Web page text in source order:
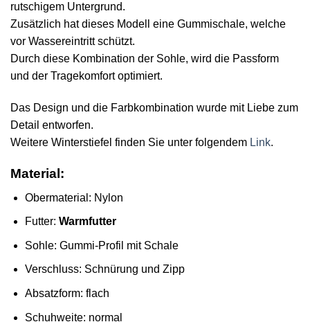
rutschigem Untergrund.
Zusätzlich hat dieses Modell eine Gummischale, welche
vor Wassereintritt schützt.
Durch diese Kombination der Sohle, wird die Passform
und der Tragekomfort optimiert.
Das Design und die Farbkombination wurde mit Liebe zum
Detail entworfen.
Weitere Winterstiefel finden Sie unter folgendem Link.
Material:
Obermaterial: Nylon
Futter: Warmfutter
Sohle: Gummi-Profil mit Schale
Verschluss: Schnürung und Zipp
Absatzform: flach
Schuhweite: normal